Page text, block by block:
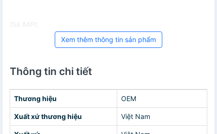
Giá AAPL
Xem thêm thông tin sản phẩm
Thông tin chi tiết
Thương hiệu OEM
Xuất xứ thương hiệu Việt Nam